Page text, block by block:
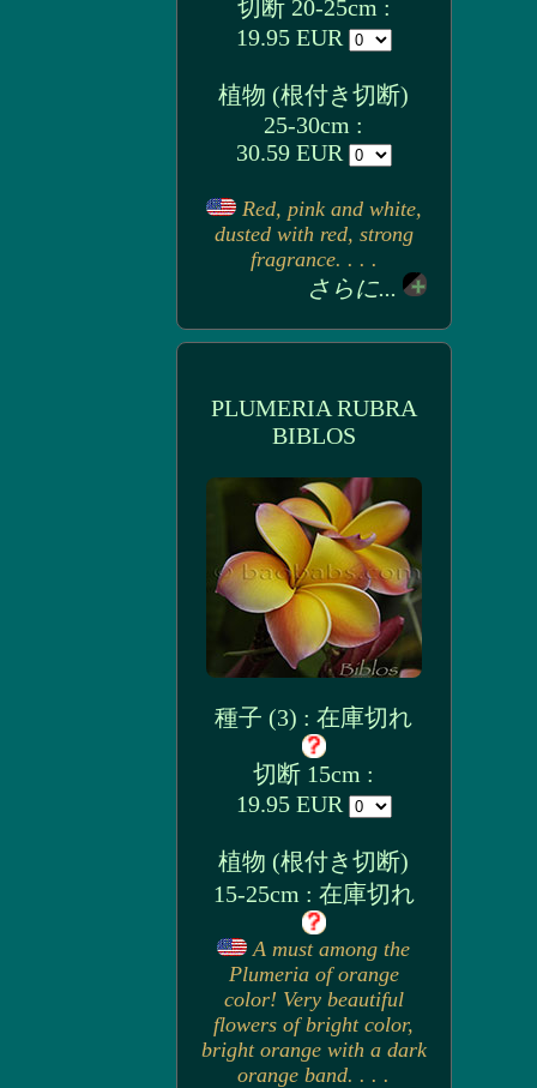
切断 20-25cm :
19.95 EUR
植物 (根付き切断)
25-30cm :
30.59 EUR
Red, pink and white,
dusted with red, strong
fragrance. . . .
さらに...
PLUMERIA RUBRA
BIBLOS
種子 (3) : 在庫切れ
切断 15cm :
19.95 EUR
植物 (根付き切断)
15-25cm : 在庫切れ
A must among the
Plumeria of orange
color! Very beautiful
flowers of bright color,
bright orange with a dark
orange band. . . .